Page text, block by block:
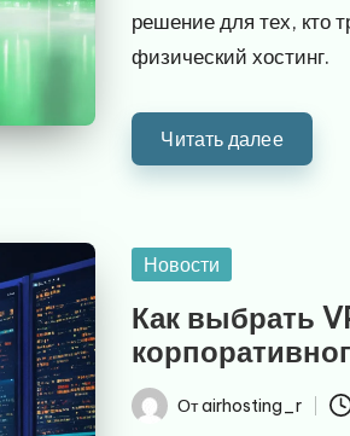
решение для тех, кто
физический хостинг.
Читать далее
Опубликовано
Новости
Как выбрать
Запись
Отairhosting_r